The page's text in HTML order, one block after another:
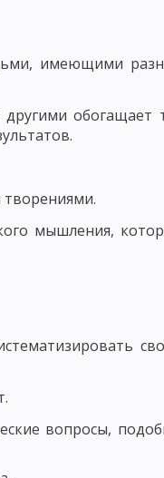
И ДЖ. ДЬЮИ
имеющими
обогащает
мышления,
вопросы,